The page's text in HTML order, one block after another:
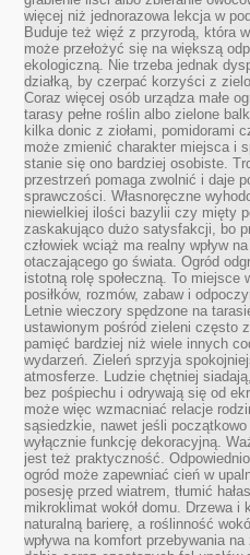
więcej niż jednorazowa lekcja w
Buduje też więź z przyrodą, która
może przełożyć się na większą
ekologiczną. Nie trzeba jednak
działką, by czerpać korzyści z
Coraz więcej osób urządza małe
tarasy pełne roślin albo zielone
kilka donic z ziołami, pomidorami
może zmienić charakter miejsca i
stanie się ono bardziej osobiste.
przestrzeń pomaga zwolnić i daje
sprawczości. Własnoręczne
niewielkiej ilości bazylii czy mięty
zaskakująco dużo satysfakcji, bo
człowiek wciąż ma realny wpływ
otaczającego go świata. Ogród
istotną rolę społeczną. To miejsce
posiłków, rozmów, zabaw i
Letnie wieczory spędzone na
ustawionym pośród zieleni często
pamięć bardziej niż wiele innych
wydarzeń. Zieleń sprzyja
atmosferze. Ludzie chętniej
bez pośpiechu i odrywają się od
może więc wzmacniać relacje
sąsiedzkie, nawet jeśli początkowo
wyłącznie funkcję dekoracyjną.
jest też praktyczność.
ogród może zapewniać cień w
posesję przed wiatrem, tłumić
mikroklimat wokół domu. Drzewa i
naturalną barierę, a roślinność
wpływa na komfort przebywania